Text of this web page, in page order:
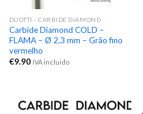
DUOTTI - CARBIDE DIAMOND
Carbide Diamond COLD –
FLAMA – Ø 2,3 mm – Grão fino
vermelho
€9.90 IVA incluido